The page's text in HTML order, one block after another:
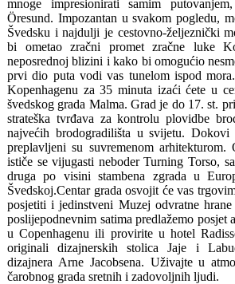
mnoge impresionirati samim
Öresund. Impozantan u svakom pogledu,
Švedsku i najdulji je cestovno-željeznički
bi ometao zračni promet zračne luke
neposrednoj blizini i kako bi omogućio
prvi dio puta vodi vas tunelom ispod
Kopenhagenu za 35 minuta izaći ćete u
švedskog grada Malma. Grad je do 17. st.
strateška tvrđava za kontrolu plovidbe
najvećih brodogradilišta u svijetu. Dokovi
preplavljeni su suvremenom arhitekturom.
ističe se vijugasti neboder Turning Torso,
druga po visini stambena zgrada u
Švedskoj.Centar grada osvojit će vas
posjetiti i jedinstveni Muzej odvratne
poslijepodnevnim satima predlažemo posjet
u Copenhagenu ili provirite u hotel
originali dizajnerskih stolica Jaje i
dizajnera Arne Jacobsena. Uživajte u
čarobnog grada sretnih i zadovoljnih ljudi.